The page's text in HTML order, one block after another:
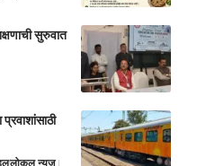
सुरुवात
लोकल न्यूज